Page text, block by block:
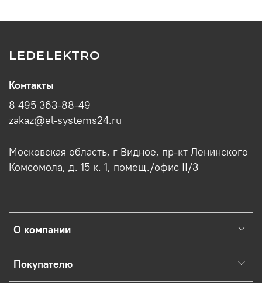
LEDELEKTRO
О компании
Покупателю
Контакты
8 495 363-88-49
zakaz@el-systems24.ru
Московская область, г Видное, пр-кт Ленинского
Комсомола, д. 15 к. 1, помещ./офис II/3